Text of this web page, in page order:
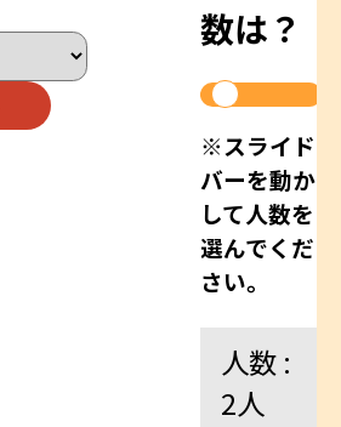
数は？
※スライド
バーを動か
して人数を
選んでくだ
さい。
人数 :
2人